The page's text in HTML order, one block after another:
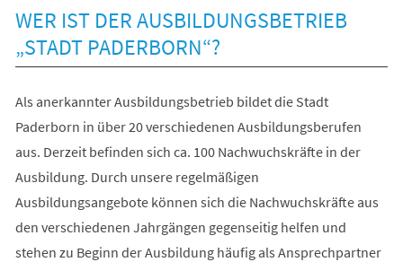
WER IST DER AUSBILDUNGSBETRIEB
„STADT PADERBORN“?
Als anerkannter Ausbildungsbetrieb bildet die Stadt
Paderborn in über 20 verschiedenen Ausbildungsberufen
aus. Derzeit befinden sich ca. 100 Nachwuchskräfte in der
Ausbildung. Durch unsere regelmäßigen
Ausbildungsangebote können sich die Nachwuchskräfte aus
den verschiedenen Jahrgängen gegenseitig helfen und
stehen zu Beginn der Ausbildung häufig als Ansprechpartner